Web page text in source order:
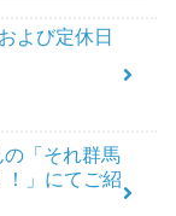
よび定休日
の「それ群馬
」にてご紹